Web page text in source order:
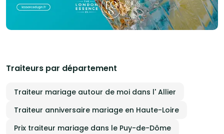
Traiteurs par département
Traiteur mariage autour de moi dans l' Allier
Traiteur anniversaire mariage en Haute-Loire
Prix traiteur mariage dans le Puy-de-Dôme